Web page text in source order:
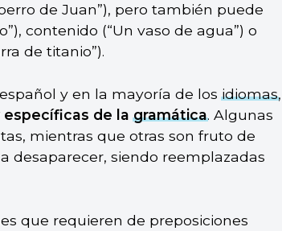
de Juan”), pero también puede
contenido (“Un vaso de agua”) o
de titanio”).
y en la mayoría de losidiomas,
específicas de lagramática. Algunas
mientras que otras son fruto de
desaparecer, siendo reemplazadas
que requieren de preposiciones